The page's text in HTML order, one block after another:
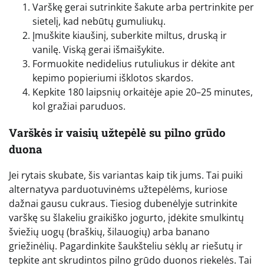
Varškę gerai sutrinkite šakute arba pertrinkite per
sietelį, kad nebūtų gumuliukų.
Įmuškite kiaušinį, suberkite miltus, druską ir
vanilę. Viską gerai išmaišykite.
Formuokite nedidelius rutuliukus ir dėkite ant
kepimo popieriumi išklotos skardos.
Kepkite 180 laipsnių orkaitėje apie 20–25 minutes,
kol gražiai paruduos.
Varškės ir vaisių užtepėlė su pilno grūdo
duona
Jei rytais skubate, šis variantas kaip tik jums. Tai puiki
alternatyva parduotuvinėms užtepėlėms, kuriose
dažnai gausu cukraus. Tiesiog dubenėlyje sutrinkite
varškę su šlakeliu graikiško jogurto, įdėkite smulkintų
šviežių uogų (braškių, šilauogių) arba banano
griežinėlių. Pagardinkite šaukšteliu sėklų ar riešutų ir
tepkite ant skrudintos pilno grūdo duonos riekelės. Tai